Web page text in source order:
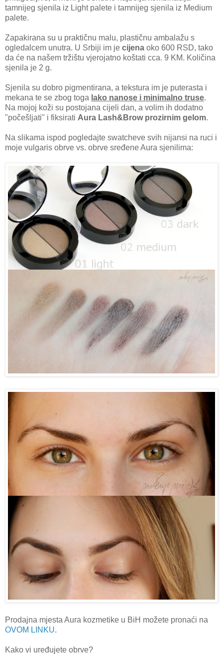
tamnijeg sjenila iz Light palete i tamnijeg sjenila iz Medium
palete.
Zapakirana su u praktičnu malu, plastičnu ambalažu s
ogledalcem unutra. U Srbiji im je cijena oko 600 RSD, tako
da će na našem tržištu vjerojatno koštati cca. 9 KM. Količina
sjenila je 2 g.
Sjenila su dobro pigmentirana, a tekstura im je puterasta i
mekana te se zbog toga lako nanose i minimalno truse.
Na mojoj koži su postojana cijeli dan, a volim ih dodatno
"počešljati" i fiksirati Aura Lash&Brow prozirnim gelom.
Na slikama ispod pogledajte swatcheve svih nijansi na ruci i
moje vulgaris obrve vs. obrve sređene Aura sjenilima:
Prodajna mjesta Aura kozmetike u BiH možete pronaći na
OVOM LINKU.
Kako vi uređujete obrve?